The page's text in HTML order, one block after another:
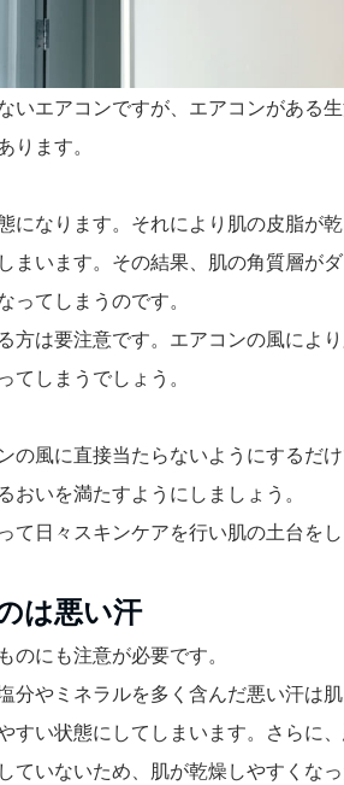
いエアコンですが、エアコンがある
ります。
になります。それにより肌の皮脂が
まいます。その結果、肌の角質層が
ってしまうのです。
方は要注意です。エアコンの風によ
てしまうでしょう。
の風に直接当たらないようにするだ
いを満たすようにしましょう。
て日々スキンケアを行い肌の土台を
は悪い汗
にも注意が必要です。
分やミネラルを多く含んだ悪い汗は
すい状態にしてしまいます。さらに
ていないため、肌が乾燥しやすくな